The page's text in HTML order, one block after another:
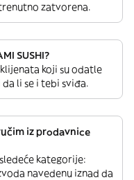
zatvorena.
SUSHI?
koji su odatle
li se i tebi sviđa.
iz prodavnice
kategorije:
navedenu iznad da